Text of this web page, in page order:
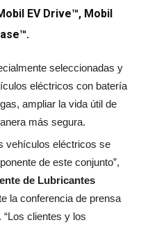
EV Drive™, Mobil
seleccionadas y
eléctricos con batería
ampliar la vida útil de
más segura.
vehículos eléctricos se
de este conjunto”,
de Lubricantes
la conferencia de prensa
clientes y los